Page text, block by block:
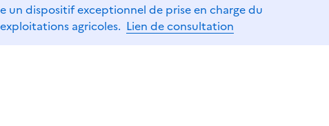
un dispositif exceptionnel de prise en charge du
agricoles. Lien de consultation